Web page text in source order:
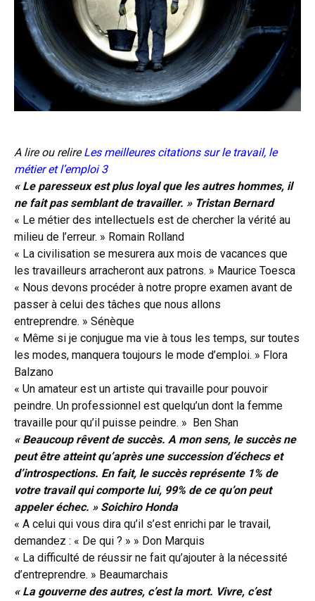
A lire ou relireLes meilleures citations sur le travail, le
métier et l’emploi 3
« Le paresseux est plus loyal que les autres hommes, il
ne fait pas semblant de travailler. » Tristan Bernard
« Le métier des intellectuels est de chercher la vérité au
milieu de l’erreur. » Romain Rolland
« La civilisation se mesurera aux mois de vacances que
les travailleurs arracheront aux patrons. » Maurice Toesca
« Nous devons procéder à notre propre examen avant de
passer à celui des tâches que nous allons
entreprendre. » Sénèque
« Même si je conjugue ma vie à tous les temps, sur toutes
les modes, manquera toujours le mode d’emploi. » Flora
Balzano
« Un amateur est un artiste qui travaille pour pouvoir
peindre. Un professionnel est quelqu’un dont la femme
travaille pour qu’il puisse peindre. » Ben Shan
« Beaucoup rêvent de succès. A mon sens, le succès ne
peut être atteint qu’après une succession d’échecs et
d’introspections. En fait, le succès représente 1% de
votre travail qui comporte lui, 99% de ce qu’on peut
appeler échec. » Soichiro Honda
« A celui qui vous dira qu’il s’est enrichi par le travail,
demandez : « De qui ? » » Don Marquis
« La difficulté de réussir ne fait qu’ajouter à la nécessité
d’entreprendre. » Beaumarchais
« La gouverne des autres, c’est la mort. Vivre, c’est